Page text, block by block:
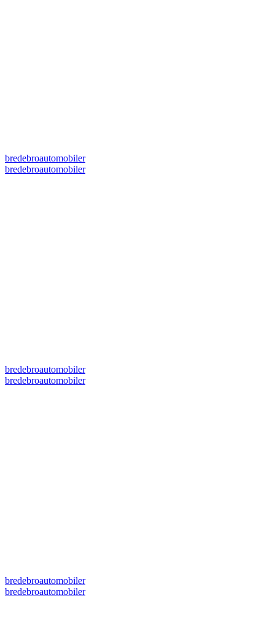
bredebroautomobiler
bredebroautomobiler
bredebroautomobiler
bredebroautomobiler
bredebroautomobiler
bredebroautomobiler